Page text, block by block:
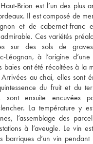
Brion est l’un des plus
Il est composé de
et de cabernet-franc
Ces variétés
sur des sols de
Léognan, à l’origine
baies ont été récoltées à la
au chai, elles sont
du fruit et du
sont ensuite encuvées
La température y
l’assemblage des
à l’aveugle. Le vin
barriques d’un vin